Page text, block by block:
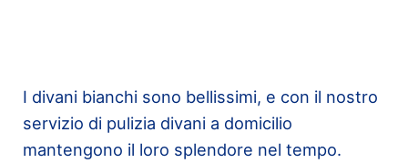
I divani bianchi sono bellissimi, e con il nostro
servizio di pulizia divani a domicilio
mantengono il loro splendore nel tempo.